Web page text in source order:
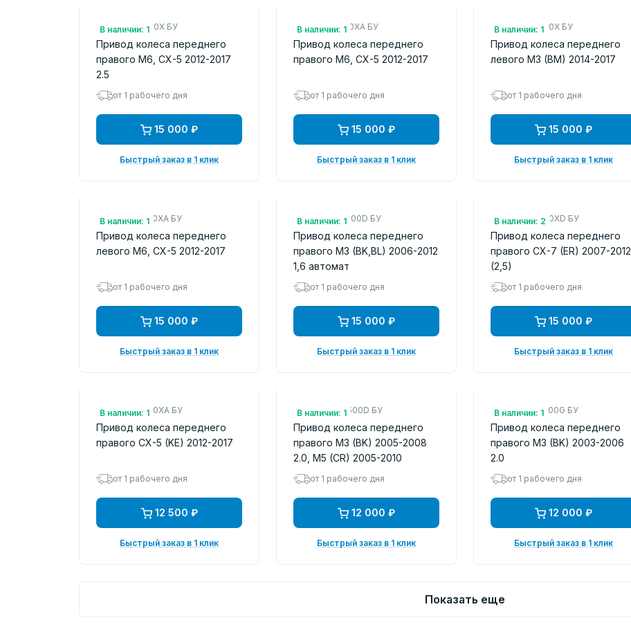
В наличии: 1
Арт.: FTB62550X БУ
Привод колеса переднего
правого M6, CX-5 2012-2017
2.5
от 1 рабочего дня
15 000 ₽
Быстрый заказ в 1 клик
В наличии: 1
Арт.: FTB12550XA БУ
Привод колеса переднего
правого M6, CX-5 2012-2017
от 1 рабочего дня
15 000 ₽
Быстрый заказ в 1 клик
В наличии: 1
Арт.: FTB82560X БУ
Привод колеса переднего
левого M3 (BM) 2014-2017
от 1 рабочего дня
15 000 ₽
Быстрый заказ в 1 клик
В наличии: 1
Арт.: FTB12560XA БУ
Привод колеса переднего
левого M6, CX-5 2012-2017
от 1 рабочего дня
15 000 ₽
Быстрый заказ в 1 клик
В наличии: 1
Арт.: FG0625500D БУ
Привод колеса переднего
правого M3 (BK,BL) 2006-2012
1,6 автомат
от 1 рабочего дня
15 000 ₽
Быстрый заказ в 1 клик
В наличии: 2
Арт.: GD722550XD БУ
Привод колеса переднего
правого CX-7 (ER) 2007-2012
(2,5)
от 1 рабочего дня
15 000 ₽
Быстрый заказ в 1 клик
В наличии: 1
Арт.: FTB22550XA БУ
Привод колеса переднего
правого CX-5 (KE) 2012-2017
от 1 рабочего дня
12 500 ₽
Быстрый заказ в 1 клик
В наличии: 1
Арт.: GG3425500D БУ
Привод колеса переднего
правого M3 (BK) 2005-2008
2.0, M5 (CR) 2005-2010
от 1 рабочего дня
12 000 ₽
Быстрый заказ в 1 клик
В наличии: 1
Арт.: GG2525500G БУ
Привод колеса переднего
правого M3 (BK) 2003-2006
2.0
от 1 рабочего дня
12 000 ₽
Быстрый заказ в 1 клик
Показать еще